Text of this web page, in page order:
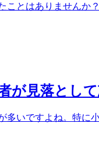
ことはありませんか
が見落とし
いですよね。特に